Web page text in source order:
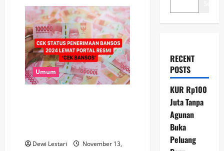
Umum
Dewi Lestari
November 13,
RECENT
POSTS
KUR Rp100
Juta Tanpa
Agunan
Buka
Peluang